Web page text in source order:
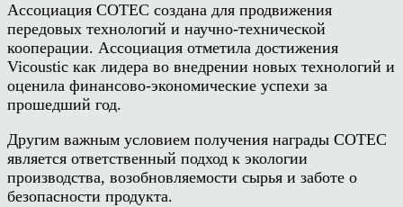
Ассоциация COTEC создана для продвижения
передовых технологий и научно-технической
кооперации. Ассоциация отметила достижения
Vicoustic как лидера во внедрении новых технологий и
оценила финансово-экономические успехи за
прошедший год.
Другим важным условием получения награды COTEC
является ответственный подход к экологии
производства, возобновляемости сырья и заботе о
безопасности продукта.